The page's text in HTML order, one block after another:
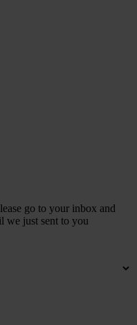
go to your inbox and
we just sent to you